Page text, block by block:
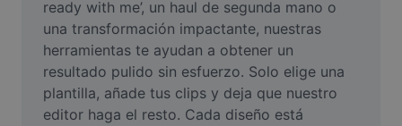
Video
Remove video BG
Enhance quality
ready with me’, un haul de segunda mano o
una transformación impactante, nuestras
herramientas te ayudan a obtener un
resultado pulido sin esfuerzo. Solo elige una
plantilla, añade tus clips y deja que nuestro
editor haga el resto. Cada diseño está